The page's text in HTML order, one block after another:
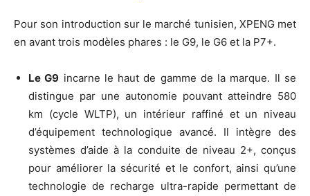
Pour son introduction sur le marché tunisien, XPENG met
en avant trois modèles phares : le G9, le G6 et la P7+.
Le G9 incarne le haut de gamme de la marque. Il se
distingue par une autonomie pouvant atteindre 580
km (cycle WLTP), un intérieur raffiné et un niveau
d’équipement technologique avancé. Il intègre des
systèmes d’aide à la conduite de niveau 2+, conçus
pour améliorer la sécurité et le confort, ainsi qu’une
technologie de recharge ultra-rapide permettant de